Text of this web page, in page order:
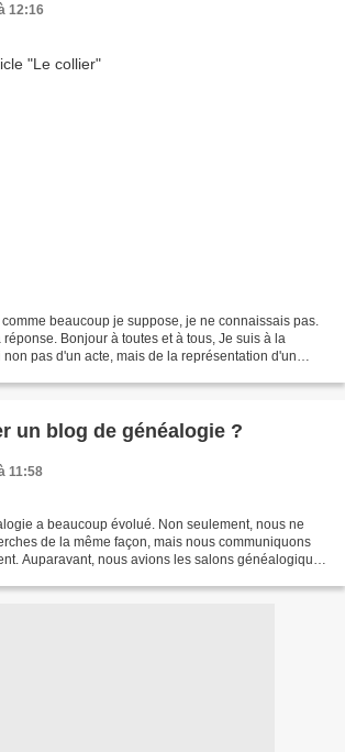
12:16
beaucoup je suppose, je ne connaissais pas.
réponse. Bonjour à toutes et à tous, Je suis à la
pas d'un acte, mais de la représentation d'un
un blog de généalogie ?
11:58
a beaucoup évolué. Non seulement, nous ne
de la même façon, mais nous communiquons
Auparavant, nous avions les salons généalogiques